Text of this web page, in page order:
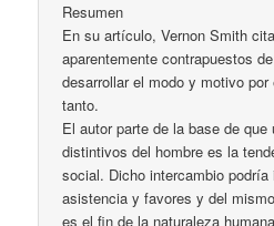
Resumen
En su artículo, Vernon Smith
aparentemente contrapuestos
desarrollar el modo y motivo
tanto.
El autor parte de la base de que
distintivos del hombre es la
social. Dicho intercambio
asistencia y favores y del
es el fin de la naturaleza